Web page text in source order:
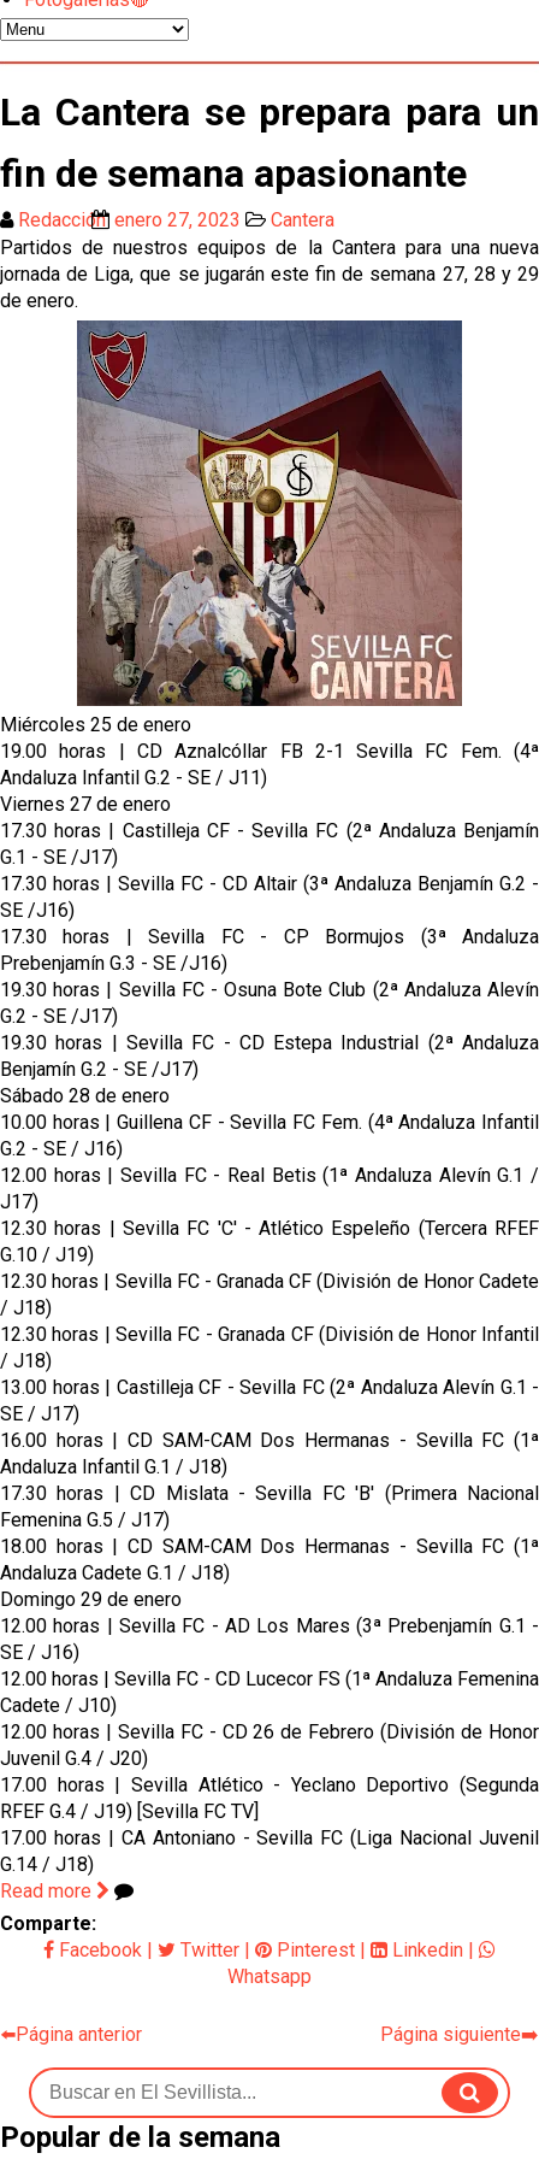
Odysseas Vlachodimos: “El objetivo es mejorar la
temporada pasada”
fichajes
Opinión | "Carta abierta a Alberto Flores" por Rafa
García
Análisis I Quién es y cómo juega Fran González
Endrick y Marc Bernal protagonizan las ofertas más
destacadas del día
El Sevilla Juvenil A última detalles en Canarias para
su debut en la Cantalejo Province Cup
La cita ante el Espanyol a domicilio ya tiene horario
El dato que destaca a Agoumé entre las cinco
grandes ligas
Juanlu de vuelta a Sevilla para cerrar su fichaje a la
El Granada negocia con el Sevilla FC por Alberto
Flores
El Sevilla continúa con despidos y rechaza una
oferta de 420 millones por el club
El Sevilla mueve ficha por Robbie Ure: la opción 'A'
para el ataque nervionense
La Cantera se prepara para un
fin de semana apasionante
Redacción enero 27, 2023
Cantera
Partidos de nuestros equipos de la Cantera para una nueva
jornada de Liga, que se jugarán este fin de semana 27, 28 y 29
de enero.
Miércoles 25 de enero
19.00 horas | CD Aznalcóllar FB 2-1 Sevilla FC Fem. (4ª
Andaluza Infantil G.2 - SE / J11)
Viernes 27 de enero
17.30 horas | Castilleja CF - Sevilla FC (2ª Andaluza Benjamín
G.1 - SE /J17)
17.30 horas | Sevilla FC - CD Altair (3ª Andaluza Benjamín G.2 -
SE /J16)
17.30 horas | Sevilla FC - CP Bormujos (3ª Andaluza
Prebenjamín G.3 - SE /J16)
19.30 horas | Sevilla FC - Osuna Bote Club (2ª Andaluza Alevín
G.2 - SE /J17)
19.30 horas | Sevilla FC - CD Estepa Industrial (2ª Andaluza
Benjamín G.2 - SE /J17)
Sábado 28 de enero
10.00 horas | Guillena CF - Sevilla FC Fem. (4ª Andaluza Infantil
G.2 - SE / J16)
12.00 horas | Sevilla FC - Real Betis (1ª Andaluza Alevín G.1 /
J17)
12.30 horas | Sevilla FC 'C' - Atlético Espeleño (Tercera RFEF
G.10 / J19)
12.30 horas | Sevilla FC - Granada CF (División de Honor Cadete
/ J18)
12.30 horas | Sevilla FC - Granada CF (División de Honor Infantil
/ J18)
13.00 horas | Castilleja CF - Sevilla FC (2ª Andaluza Alevín G.1 -
SE / J17)
16.00 horas | CD SAM-CAM Dos Hermanas - Sevilla FC (1ª
Andaluza Infantil G.1 / J18)
17.30 horas | CD Mislata - Sevilla FC 'B' (Primera Nacional
Femenina G.5 / J17)
18.00 horas | CD SAM-CAM Dos Hermanas - Sevilla FC (1ª
Andaluza Cadete G.1 / J18)
Domingo 29 de enero
12.00 horas | Sevilla FC - AD Los Mares (3ª Prebenjamín G.1 -
SE / J16)
12.00 horas | Sevilla FC - CD Lucecor FS (1ª Andaluza Femenina
Cadete / J10)
12.00 horas | Sevilla FC - CD 26 de Febrero (División de Honor
Juvenil G.4 / J20)
17.00 horas | Sevilla Atlético - Yeclano Deportivo (Segunda
RFEF G.4 / J19) [Sevilla FC TV]
17.00 horas | CA Antoniano - Sevilla FC (Liga Nacional Juvenil
G.14 / J18)
Read more
Comparte:
Facebook
Twitter Pinterest Linkedin
Whatsapp
⬅️Página anterior Página siguiente➡️
Popular de la semana